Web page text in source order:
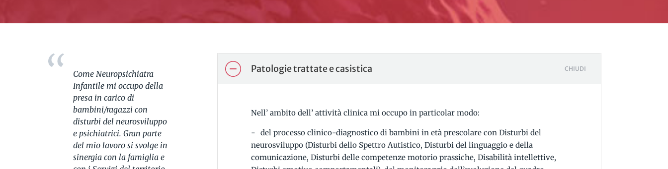
Come Neuropsichiatra
Infantile mi occupo della
presa in carico di
bambini/ragazzi con
disturbi del neurosviluppo
e psichiatrici. Gran parte
del mio lavoro si svolge in
sinergia con la famiglia e
Patologie trattate e casistica CHIUDI
Nell’ ambito dell’ attività clinica mi occupo in particolar modo:
del processo clinico-diagnostico di bambini in età prescolare con Disturbi del
neurosviluppo (Disturbi dello Spettro Autistico, Disturbi del linguaggio e della
comunicazione, Disturbi delle competenze motorio prassiche, Disabilità intellettive,